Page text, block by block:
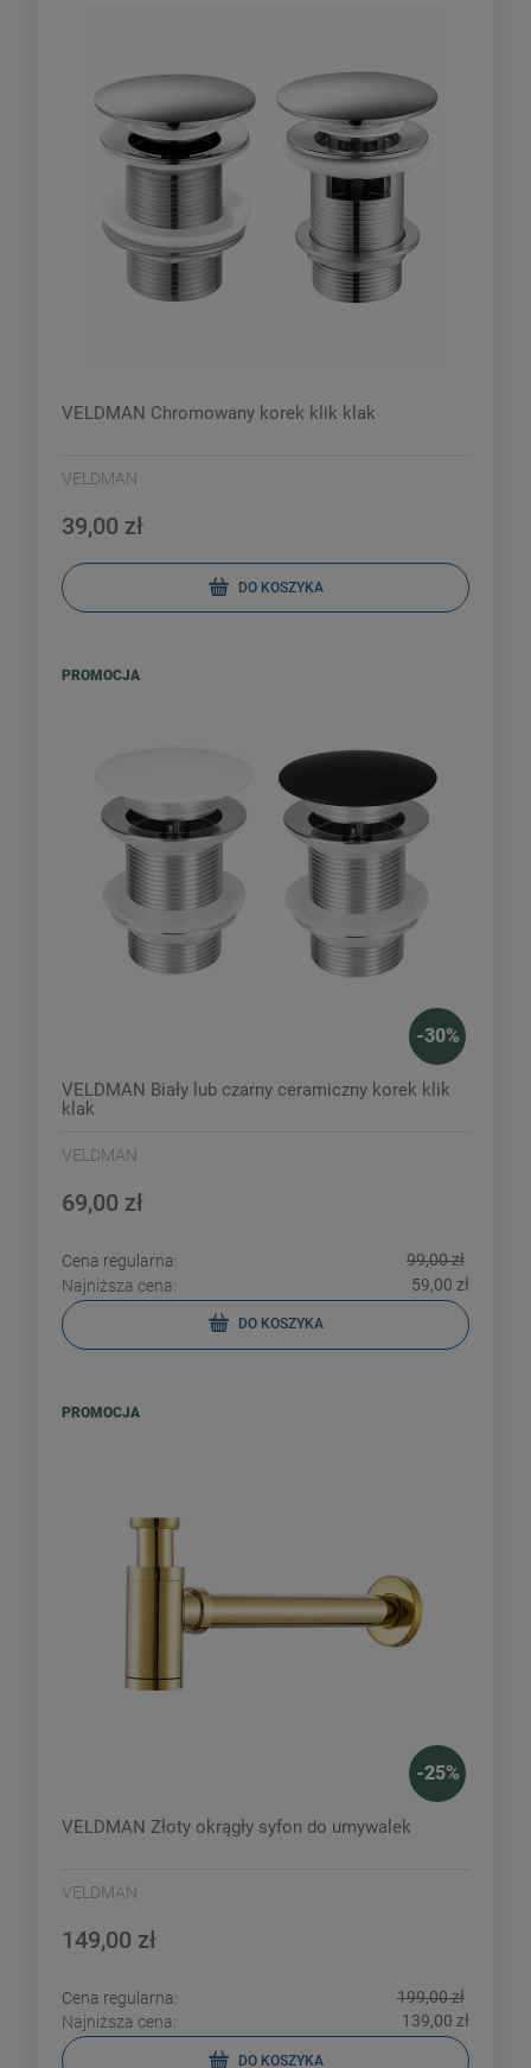
VELDMAN Chromowany korek klik klak
VELDMAN
39,00 zł
DO KOSZYKA
-30%
VELDMAN Biały lub czarny ceramiczny korek klik
klak
VELDMAN
69,00 zł
Cena regularna:
99,00 zł
Najniższa cena:
59,00 zł
DO KOSZYKA
PROMOCJA
-25%
VELDMAN Złoty okrągły syfon do umywalek
VELDMAN
149,00 zł
Cena regularna:
199,00 zł
Najniższa cena:
139,00 zł
DO KOSZYKA
PROMOCJA